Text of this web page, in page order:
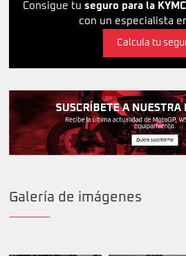
Consigue tu seguro para la
con un especialista
Calcula tu
Galería de imágenes